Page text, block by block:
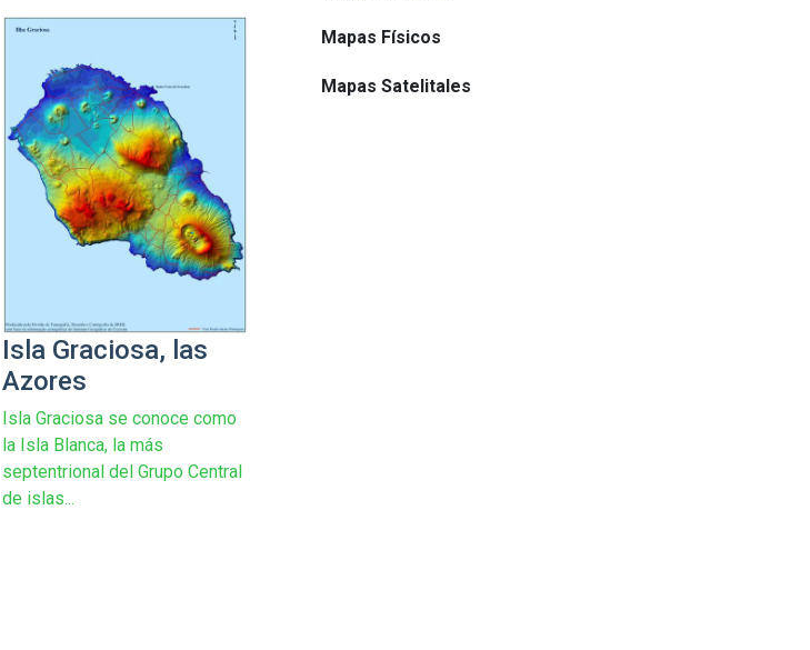
Isla Graciosa, las
Azores
Isla Graciosa se conoce como
la Isla Blanca, la más
septentrional del Grupo Central
de islas...
Mapas Físicos
Mapas Satelitales